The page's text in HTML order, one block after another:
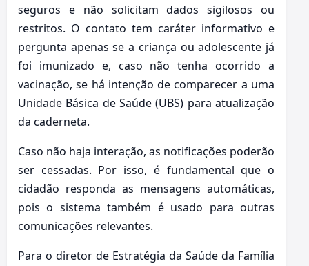
seguros e não solicitam dados sigilosos ou
restritos. O contato tem caráter informativo e
pergunta apenas se a criança ou adolescente já
foi imunizado e, caso não tenha ocorrido a
vacinação, se há intenção de comparecer a uma
Unidade Básica de Saúde (UBS) para atualização
da caderneta.
Caso não haja interação, as notificações poderão
ser cessadas. Por isso, é fundamental que o
cidadão responda as mensagens automáticas,
pois o sistema também é usado para outras
comunicações relevantes.
Para o diretor de Estratégia da Saúde da Família